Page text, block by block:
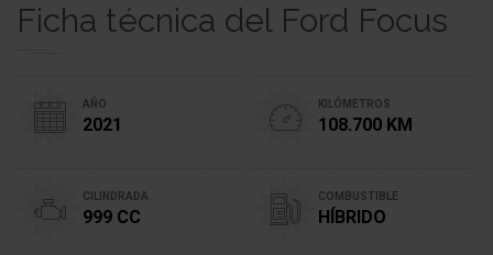
Ficha técnica del Ford Focus
AÑO
2021
KILÓMETROS
108.700 KM
CILINDRADA
999 CC
COMBUSTIBLE
HÍBRIDO